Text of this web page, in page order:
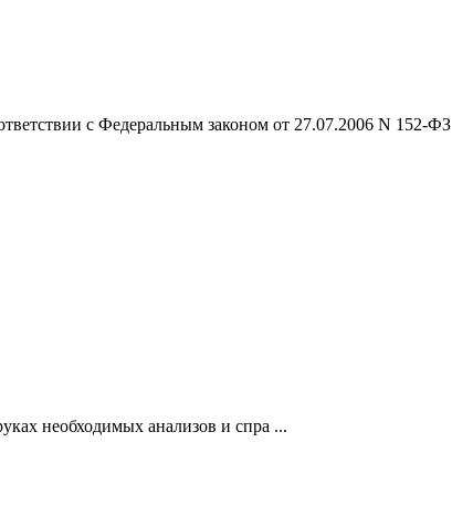
с Федеральным законом от 27.07.2006 N 152-ФЗ
необходимых анализов и спра ...